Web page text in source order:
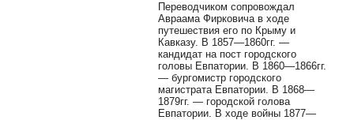
Переводчиком сопровождал
Авраама Фирковича в ходе
путешествия его по Крыму и
Кавказу. В 1857—1860гг. —
кандидат на пост городского
головы Евпатории. В 1860—1866гг.
— бургомистр городского
магистрата Евпатории. В 1868—
1879гг. — городской голова
Евпатории. В ходе войны 1877—